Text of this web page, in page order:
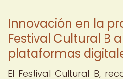
Innovación en la
Festival Cultural B
plataformas
El Festival Cultural B,